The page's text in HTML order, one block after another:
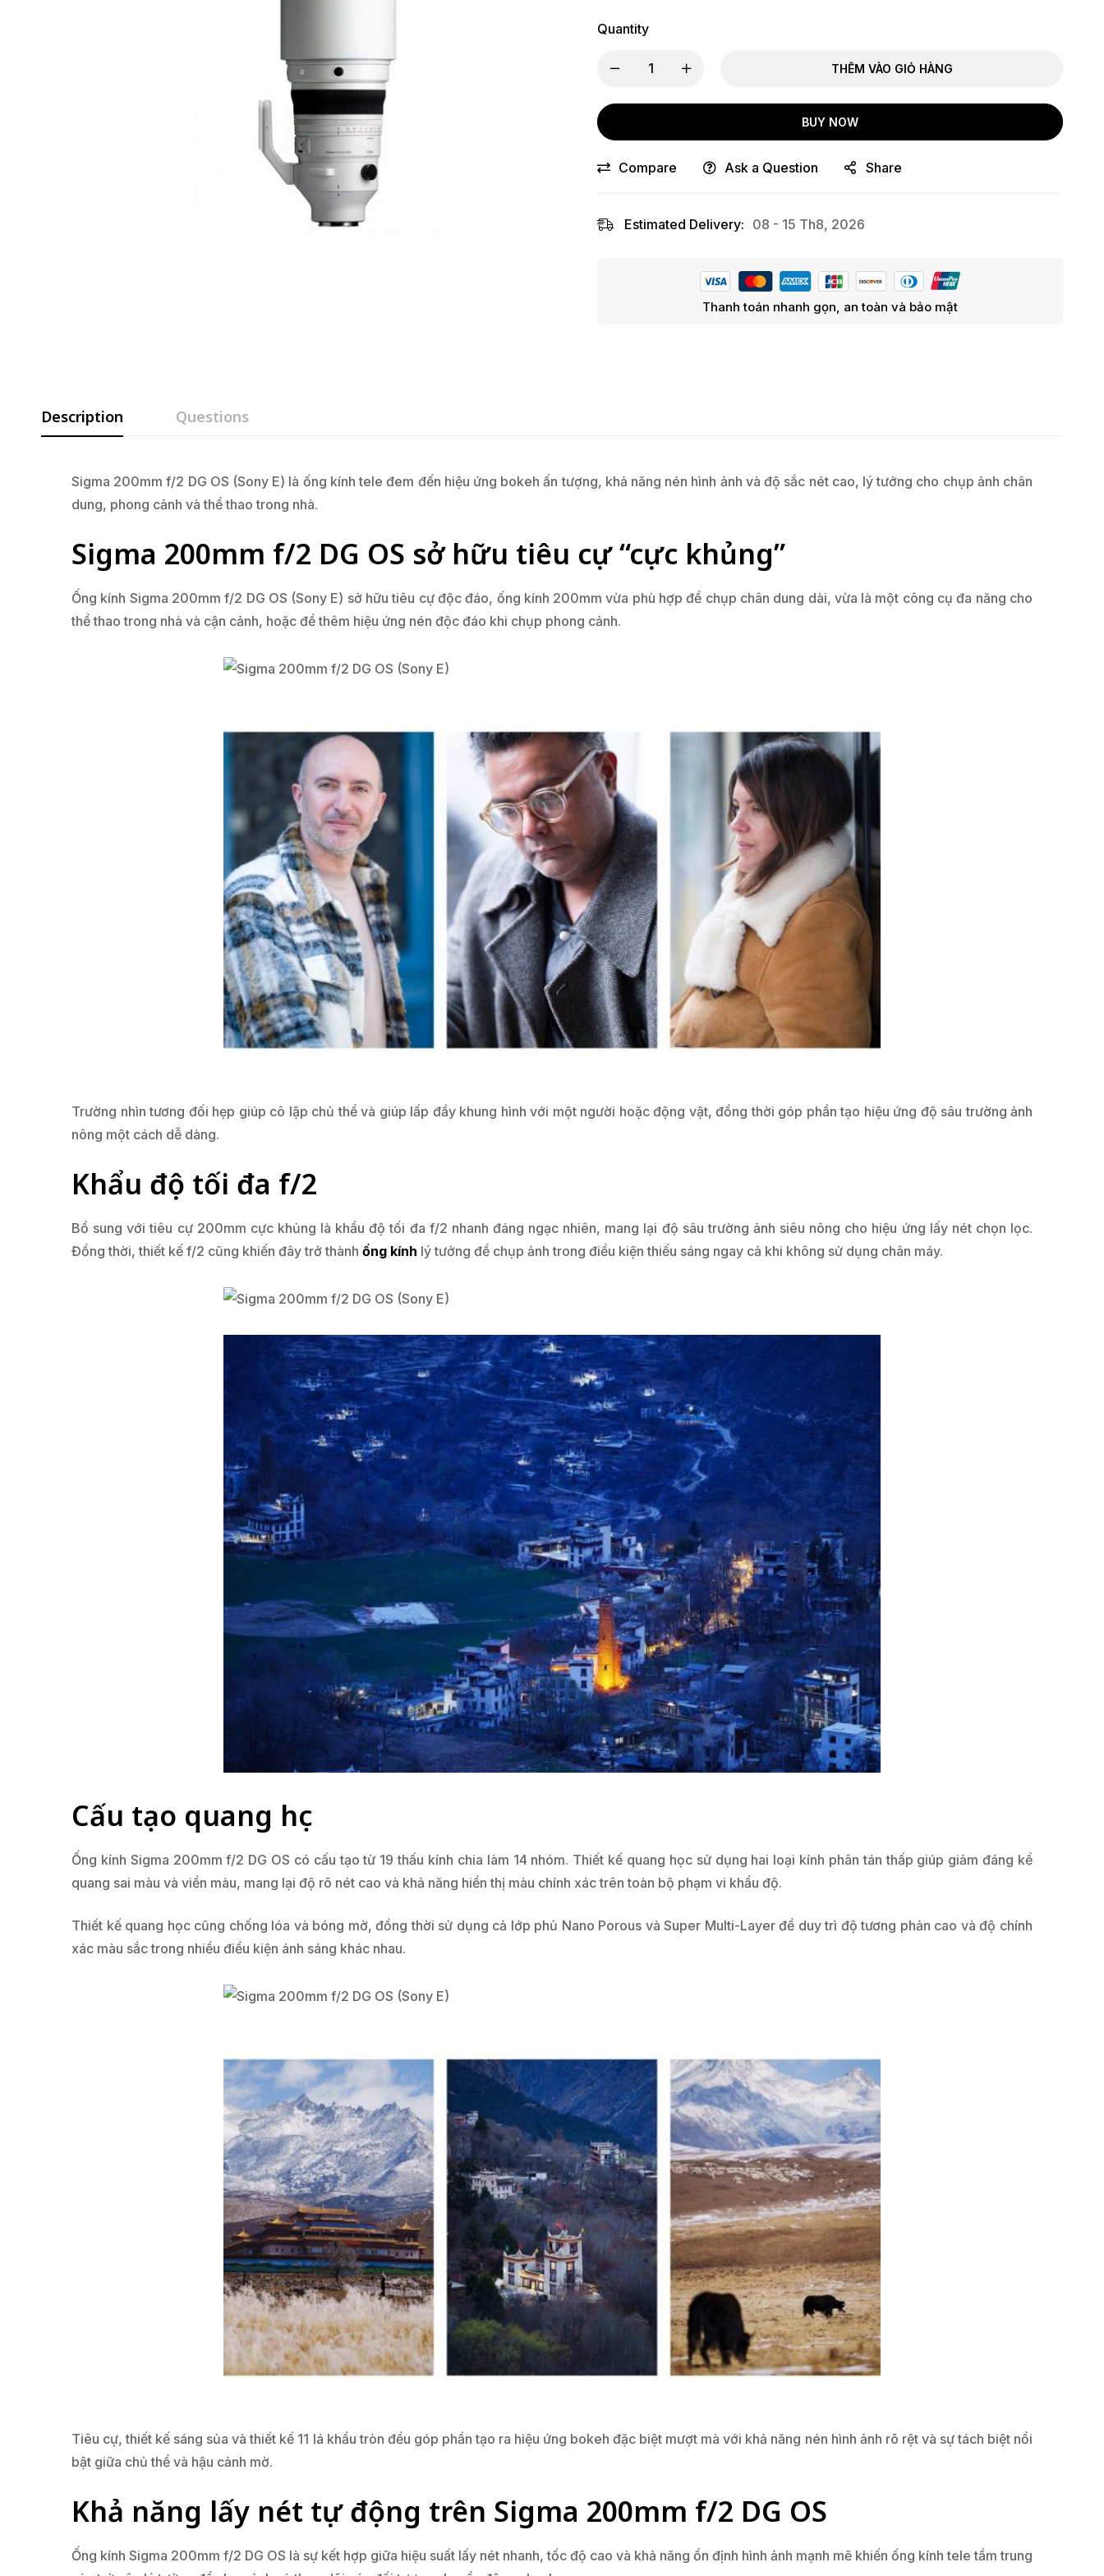
Quantity
THÊM VÀO GIỎ HÀNG
BUY NOW
Compare Ask a Question Share
Estimated Delivery: 08 - 15 Th8, 2026
Thanh toán nhanh gọn, an toàn và bảo mật
Description Questions
Sigma 200mm f/2 DG OS (Sony E) là ống kính tele đem đến hiệu ứng bokeh ấn tượng, khả năng nén hình ảnh và độ sắc nét cao, lý tưởng cho chụp ảnh chân
dung, phong cảnh và thể thao trong nhà.
Sigma 200mm f/2 DG OS sở hữu tiêu cự “cực khủng”
Ống kính Sigma 200mm f/2 DG OS (Sony E) sở hữu tiêu cự độc đáo, ống kính 200mm vừa phù hợp để chụp chân dung dài, vừa là một công cụ đa năng cho
thể thao trong nhà và cận cảnh, hoặc để thêm hiệu ứng nén độc đáo khi chụp phong cảnh.
Trường nhìn tương đối hẹp giúp cô lập chủ thể và giúp lấp đầy khung hình với một người hoặc động vật, đồng thời góp phần tạo hiệu ứng độ sâu trường ảnh
nông một cách dễ dàng.
Khẩu độ tối đa f/2
Bổ sung với tiêu cự 200mm cực khủng là khẩu độ tối đa f/2 nhanh đáng ngạc nhiên, mang lại độ sâu trường ảnh siêu nông cho hiệu ứng lấy nét chọn lọc.
Đồng thời, thiết kế f/2 cũng khiến đây trở thành ống kính lý tưởng để chụp ảnh trong điều kiện thiếu sáng ngay cả khi không sử dụng chân máy.
Cấu tạo quang học
Ống kính Sigma 200mm f/2 DG OS có cấu tạo từ 19 thấu kính chia làm 14 nhóm. Thiết kế quang học sử dụng hai loại kính phân tán thấp giúp giảm đáng kể
quang sai màu và viền màu, mang lại độ rõ nét cao và khả năng hiển thị màu chính xác trên toàn bộ phạm vi khẩu độ.
Thiết kế quang học cũng chống lóa và bóng mờ, đồng thời sử dụng cả lớp phủ Nano Porous và Super Multi-Layer để duy trì độ tương phản cao và độ chính
xác màu sắc trong nhiều điều kiện ánh sáng khác nhau.
Tiêu cự, thiết kế sáng sủa và thiết kế 11 lá khẩu tròn đều góp phần tạo ra hiệu ứng bokeh đặc biệt mượt mà với khả năng nén hình ảnh rõ rệt và sự tách biệt nổi
bật giữa chủ thể và hậu cảnh mờ.
Khả năng lấy nét tự động trên Sigma 200mm f/2 DG OS
Ống kính Sigma 200mm f/2 DG OS là sự kết hợp giữa hiệu suất lấy nét nhanh, tốc độ cao và khả năng ổn định hình ảnh mạnh mẽ khiến ống kính tele tầm trung